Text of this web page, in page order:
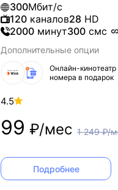
300Мбит/с
120 каналов28 HD
2000 минут300 смс
Дополнительные опции
Онлайн-
номера в подарок
4.5
99 ₽/мес 1 249₽/
Подробнее